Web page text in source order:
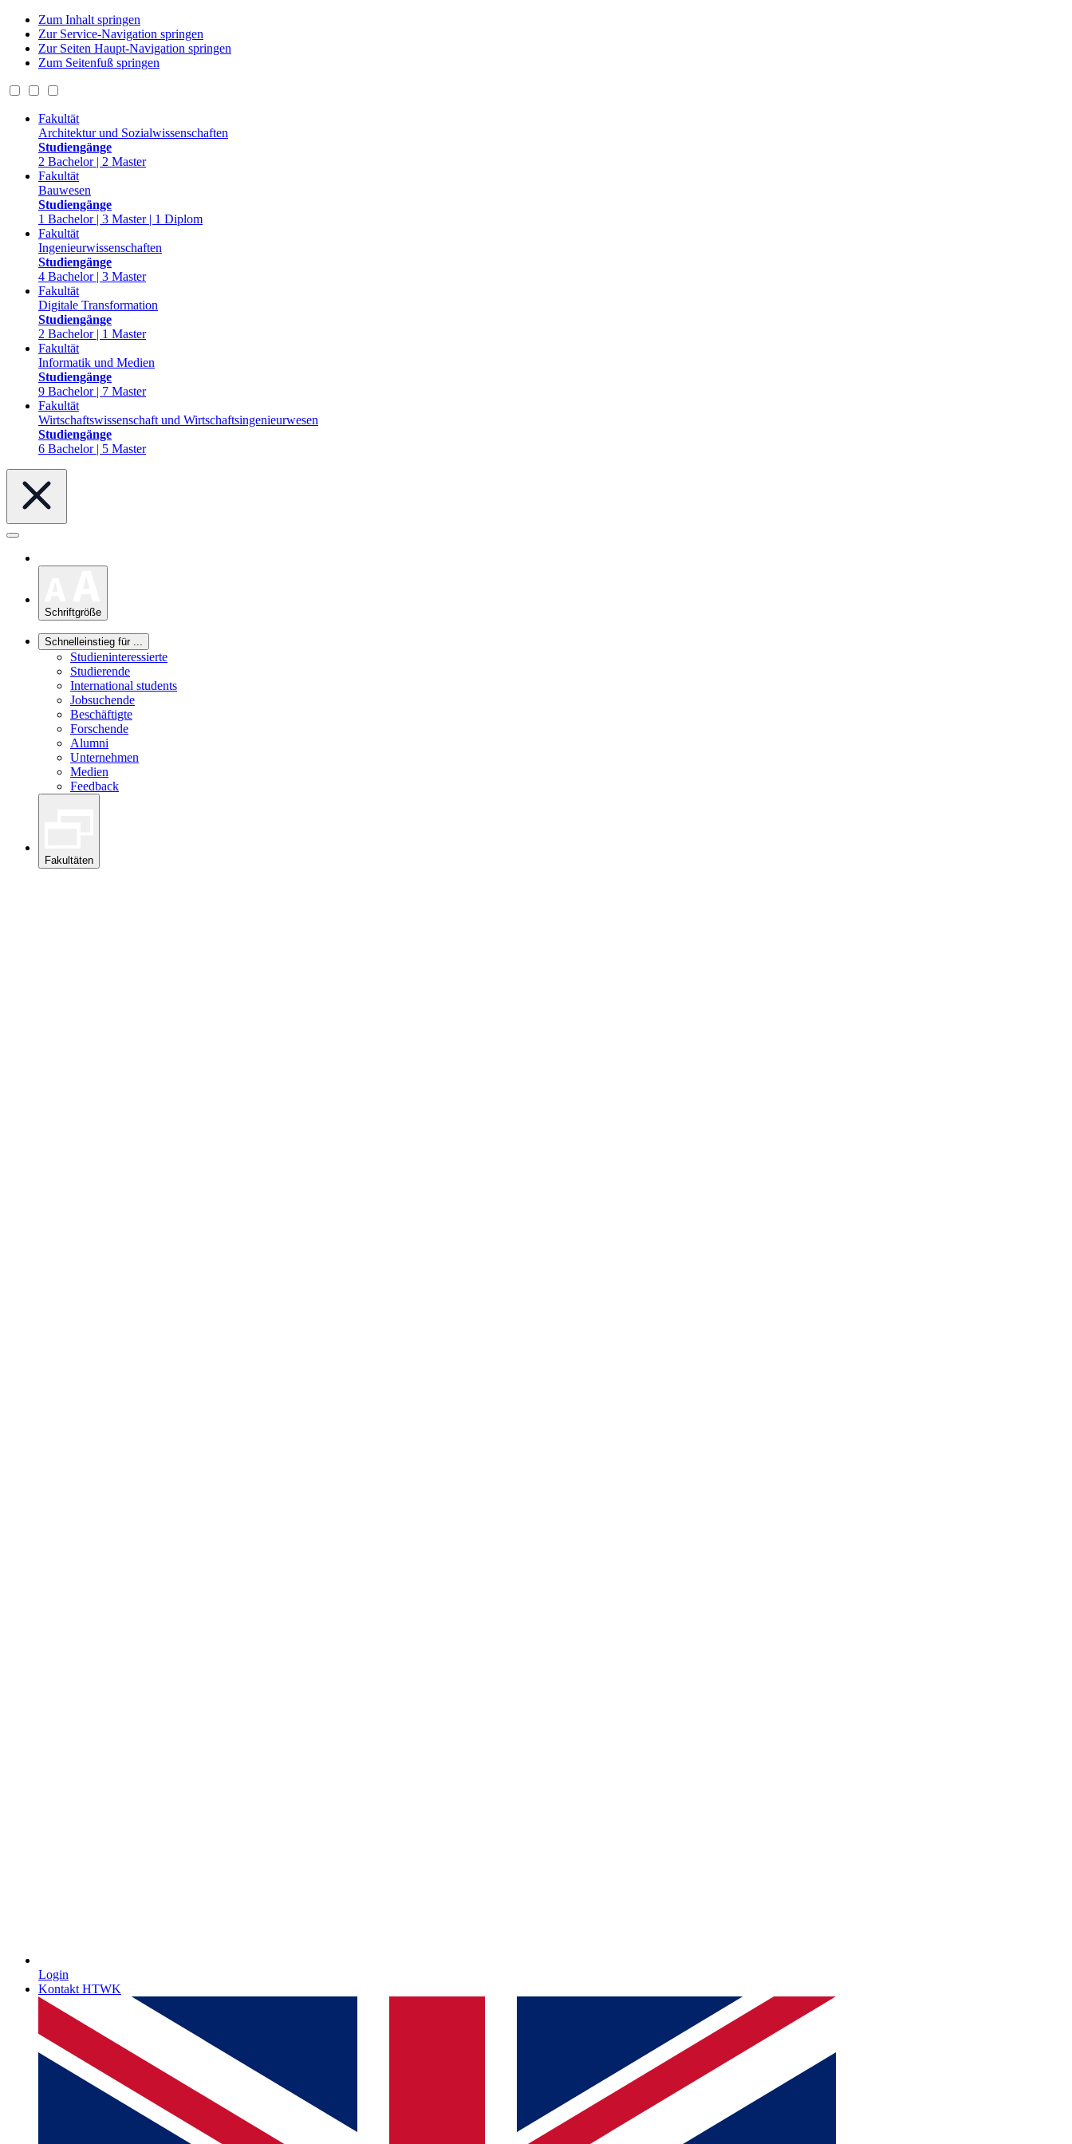
Zum Inhalt springen
Zur Service-Navigation springen
Zur Seiten Haupt-Navigation springen
Zum Seitenfuß springen
Fakultät
Architektur und Sozialwissenschaften
Studiengänge
2 Bachelor | 2 Master
Fakultät
Bauwesen
Studiengänge
1 Bachelor | 3 Master | 1 Diplom
Fakultät
Ingenieurwissenschaften
Studiengänge
4 Bachelor | 3 Master
Fakultät
Digitale Transformation
Studiengänge
2 Bachelor | 1 Master
Fakultät
Informatik und Medien
Studiengänge
9 Bachelor | 7 Master
Fakultät
Wirtschaftswissenschaft und Wirtschaftsingenieurwesen
Studiengänge
6 Bachelor | 5 Master
Schriftgröße
Schnelleinstieg für ...
Studieninteressierte
Studierende
International students
Jobsuchende
Beschäftigte
Forschende
Alumni
Unternehmen
Medien
Feedback
Fakultäten
Login
Kontakt HTWK